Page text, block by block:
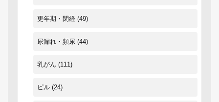
更年期・閉経 (49)
尿漏れ・頻尿 (44)
乳がん (111)
ピル (24)